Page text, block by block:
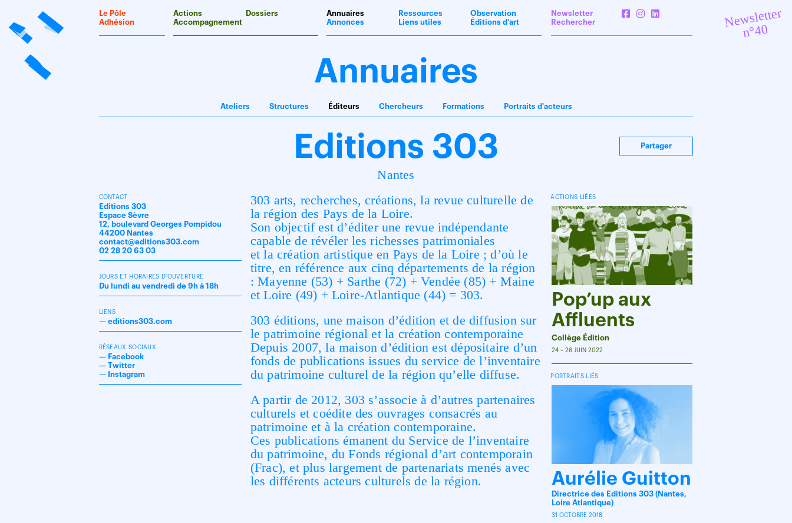
Newsletter
n°40
Le Pôle
Adhésion
Actions
Accompagnement
Dossiers
Annuaires
Annonces
Ressources
Liens utiles
Observation
Éditions d'art
Newsletter
Rechercher
Annuaires
Ateliers Structures Éditeurs Chercheurs Formations Portraits d'acteurs
Partager
Editions 303
Nantes
303 arts, recherches, créations, la revue culturelle de
la région des Pays de la Loire.
Son objectif est d’éditer une revue indépendante
capable de révéler les richesses patrimoniales
et la création artistique en Pays de la Loire ; d’où le
titre, en référence aux cinq départements de la région
: Mayenne (53) + Sarthe (72) + Vendée (85) + Maine
et Loire (49) + Loire-Atlantique (44) = 303.
303 éditions, une maison d’édition et de diffusion sur
le patrimoine régional et la création contemporaine
Depuis 2007, la maison d’édition est dépositaire d’un
fonds de publications issues du service de l’inventaire
du patrimoine culturel de la région qu’elle diffuse.
A partir de 2012, 303 s’associe à d’autres partenaires
culturels et coédite des ouvrages consacrés au
patrimoine et à la création contemporaine.
Ces publications émanent du Service de l’inventaire
du patrimoine, du Fonds régional d’art contemporain
(Frac), et plus largement de partenariats menés avec
les différents acteurs culturels de la région.
CONTACT
Editions 303
Espace Sèvre
12, boulevard Georges Pompidou
44200 Nantes
contact@editions303.com
02 28 20 63 03
JOURS ET HORAIRES D'OUVERTURE
Du lundi au vendredi de 9h à 18h
LIENS
— editions303.com
RÉSEAUX SOCIAUX
— Facebook
— Twitter
— Instagram
ACTIONS LIÉES
Pop’up aux
Affluents
Collège Édition
24 – 26 JUIN 2022
PORTRAITS LIÉS
Aurélie Guitton
Directrice des Editions 303 (Nantes,
Loire Atlantique)
31 OCTOBRE 2018